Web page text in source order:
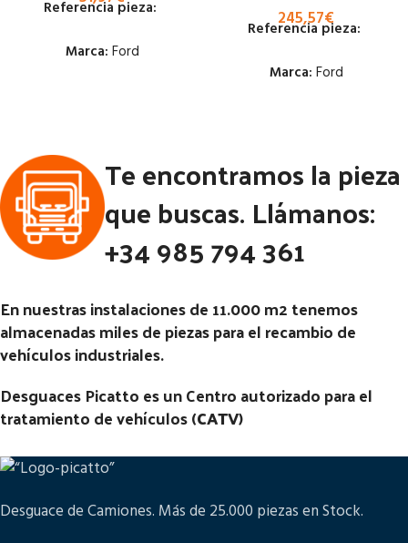
Referencia pieza:
Marca: Ford
Notas:
Código Pieza:
83055
245,57€
Referencia pieza:
Marca: Ford
Ubicación:
Notas: ALTO 180 CM ANCHO
81 CM INTERIOR REGULAR
Código Pieza:
Te encontramos la pieza
que buscas. Llámanos:
+34 985 794 361
En nuestras instalaciones de 11.000 m2 tenemos
almacenadas miles de piezas para el recambio de
vehículos industriales.
Desguaces Picatto es un Centro autorizado para el
tratamiento de vehículos (CATV)
Desguace de Camiones. Más de 25.000 piezas en Stock.